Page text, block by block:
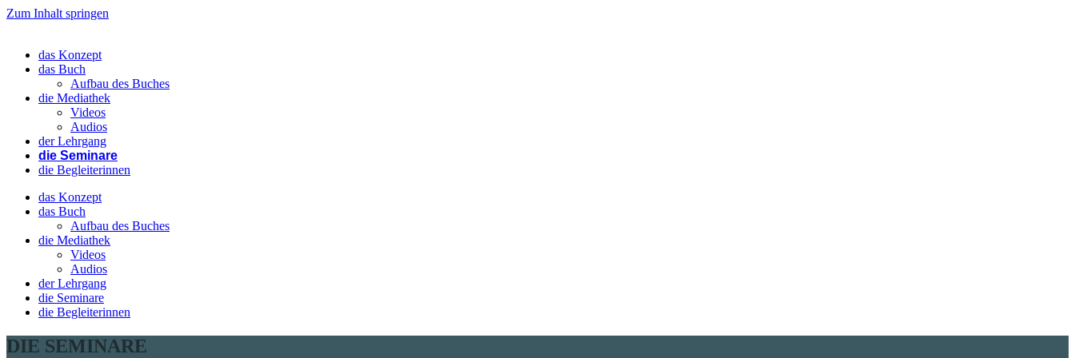
Zum Inhalt springen
das Konzept
das Buch
Aufbau des Buches
die Mediathek
Videos
Audios
der Lehrgang
die Seminare
die Begleiterinnen
das Konzept
das Buch
Aufbau des Buches
die Mediathek
Videos
Audios
der Lehrgang
die Seminare
die Begleiterinnen
DIE SEMINARE